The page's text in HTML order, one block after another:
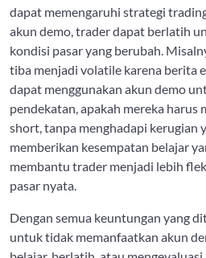
dapat memengaruhi strategi
akun demo, trader dapat berlatih
kondisi pasar yang berubah.
tiba menjadi volatile karena berita
dapat menggunakan akun demo
pendekatan, apakah mereka harus
short, tanpa menghadapi kerugian
memberikan kesempatan belajar
membantu trader menjadi lebih
pasar nyata.
Dengan semua keuntungan yang
untuk tidak memanfaatkan akun